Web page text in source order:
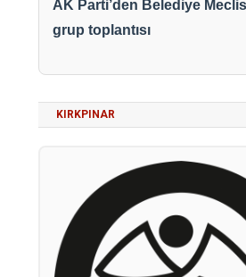
AK Parti’den Belediye
grup toplantısı
KIRKPINAR